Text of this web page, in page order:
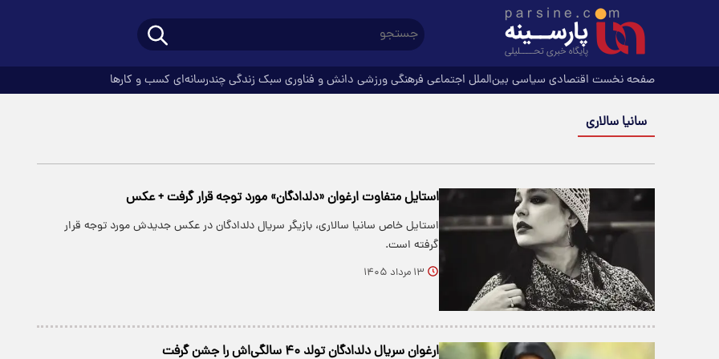
صفحه نخست اقتصادی سیاسی بین‌الملل اجتماعی فرهنگیورزشی دانش و فناوری سبک زندگیچندرسانه‌ای کسب و کارها
سانیا سالاری
استایل متفاوت ارغوان «دلدادگان» مورد توجه قرار گرفت + عکس
استایل خاص سانیا سالاری، بازیگر سریال دلدادگان در عکس جدیدش مورد توجه قرار
گرفته است.
۱۳ مرداد ۱۴۰۵
ارغوان سریال دلدادگان تولد ۴۰ سالگی‌اش را جشن گرفت